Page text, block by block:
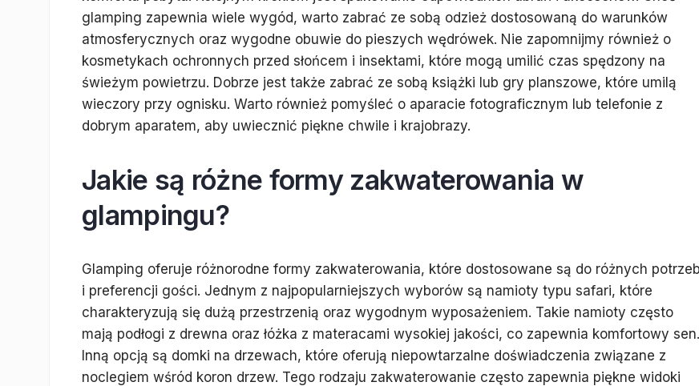
glamping zapewnia wiele wygód, warto zabrać ze sobą odzież dostosowaną do warunków
atmosferycznych oraz wygodne obuwie do pieszych wędrówek. Nie zapomnijmy również o
kosmetykach ochronnych przed słońcem i insektami, które mogą umilić czas spędzony na
świeżym powietrzu. Dobrze jest także zabrać ze sobą książki lub gry planszowe, które umilą
wieczory przy ognisku. Warto również pomyśleć o aparacie fotograficznym lub telefonie z
dobrym aparatem, aby uwiecznić piękne chwile i krajobrazy.
Jakie są różne formy zakwaterowania w
glampingu?
Glamping oferuje różnorodne formy zakwaterowania, które dostosowane są do różnych potrzeb
i preferencji gości. Jednym z najpopularniejszych wyborów są namioty typu safari, które
charakteryzują się dużą przestrzenią oraz wygodnym wyposażeniem. Takie namioty często
mają podłogi z drewna oraz łóżka z materacami wysokiej jakości, co zapewnia komfortowy sen.
Inną opcją są domki na drzewach, które oferują niepowtarzalne doświadczenia związane z
noclegiem wśród koron drzew. Tego rodzaju zakwaterowanie często zapewnia piękne widoki